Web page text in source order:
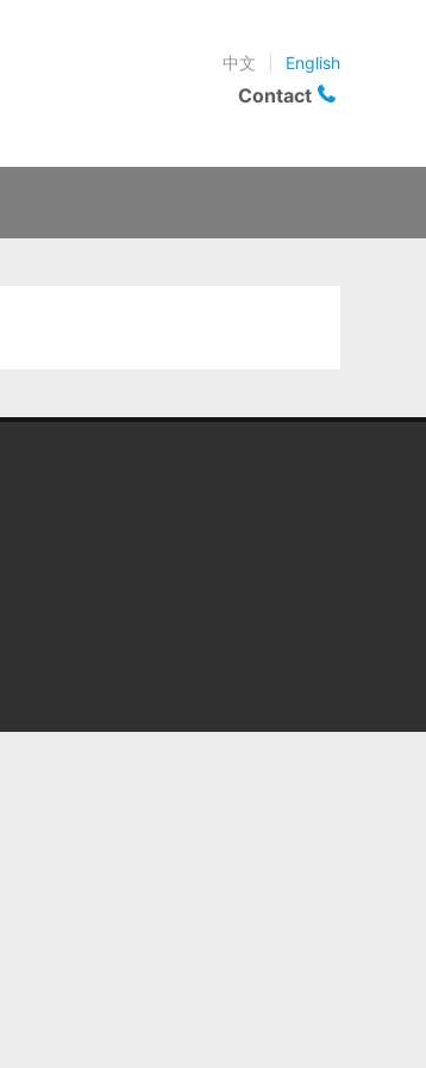
中文 English
Contact